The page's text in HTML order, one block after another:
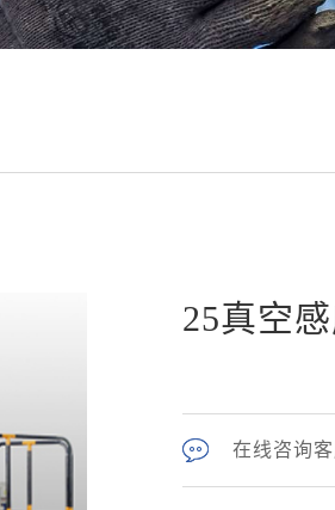
25真空
在线咨询